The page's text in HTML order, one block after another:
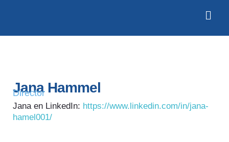
Jana Hammel
Director
Jana en LinkedIn: https://www.linkedin.com/in/jana-
hamel001/